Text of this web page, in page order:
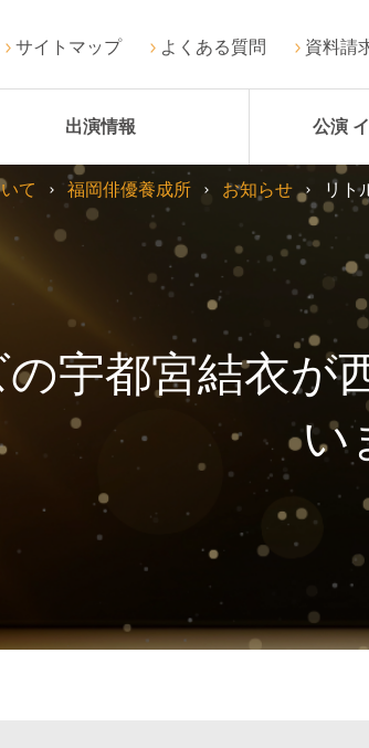
サイトマップ よくある質問 資料請
出演情報 公演
宇都宮結衣が
い
て 福岡俳優養成所 お知らせ リト